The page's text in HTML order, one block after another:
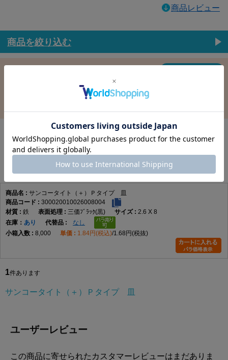
商品レビュー
商品を絞り込む
表面処理：三価ﾌﾞﾗｯｸ(黒)
長さ：8.0
在庫更新日時：2026/08/07 03:00
サンコータイト（＋）Ｐタイプ 皿
サンコータイト（＋）Ｐタイプ 皿
300020010026008004
鉄
三価ﾌﾞﾗｯｸ(黒)
2.6 X 8
在庫
あり
なし
8,000
1.84円(税込) 1.68円(税抜)
1件あります
サンコータイト（＋）Ｐタイプ 皿
ユーザーレビュー
この商品に寄せられたカスタマーレビューはまだありま